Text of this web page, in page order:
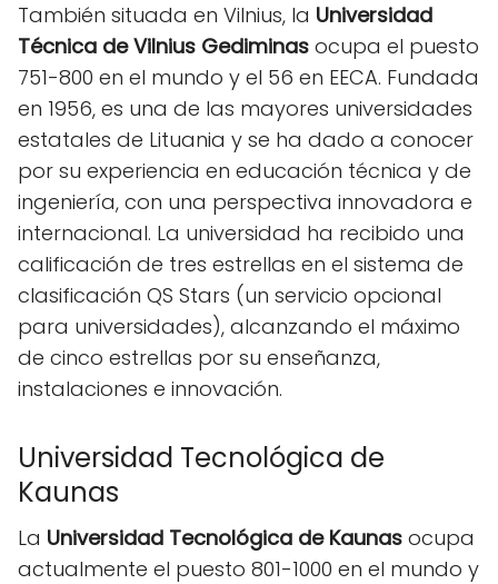
También situada en Vilnius, la Universidad
Técnica de Vilnius Gediminas ocupa el puesto
751-800 en el mundo y el 56 en EECA. Fundada
en 1956, es una de las mayores universidades
estatales de Lituania y se ha dado a conocer
por su experiencia en educación técnica y de
ingeniería, con una perspectiva innovadora e
internacional. La universidad ha recibido una
calificación de tres estrellas en el sistema de
clasificación QS Stars (un servicio opcional
para universidades), alcanzando el máximo
de cinco estrellas por su enseñanza,
instalaciones e innovación.
Universidad Tecnológica de
Kaunas
La Universidad Tecnológica de Kaunas ocupa
actualmente el puesto 801-1000 en el mundo y